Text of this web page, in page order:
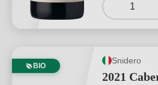
1
BIO
Snidero
2021